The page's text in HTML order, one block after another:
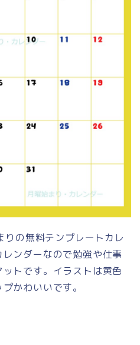
の無料テンプレートカレ
ンダーなので勉強や仕事
トです。イラストは黄色
かわいいです。